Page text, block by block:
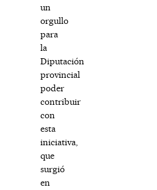
un
orgullo
para
la
Diputación
provincial
poder
contribuir
con
esta
iniciativa,
que
surgió
en